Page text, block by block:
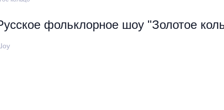
фольклорное шоу "Золотое